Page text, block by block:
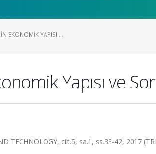
EKONOMIK YAPISI ...
Yapısı ve
TECHNOLOGY, cilt.5, sa.1, ss.33-42, 2017